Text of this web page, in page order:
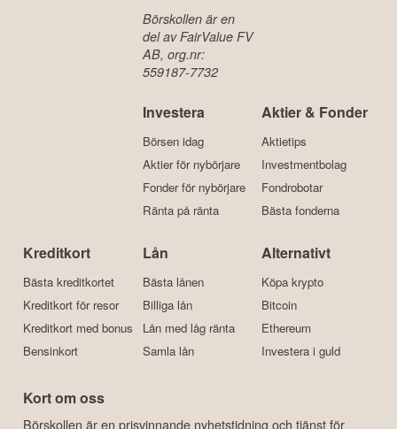
Börskollen är en
del av FairValue FV
AB, org.nr:
559187-7732
Investera
Börsen idag
Aktier för nybörjare
Fonder för nybörjare
Ränta på ränta
Aktier & Fonder
Aktietips
Investmentbolag
Fondrobotar
Bästa fonderna
Kreditkort
Bästa kreditkortet
Kreditkort för resor
Kreditkort med bonus
Bensinkort
Lån
Bästa lånen
Billiga lån
Lån med låg ränta
Samla lån
Alternativt
Köpa krypto
Bitcoin
Ethereum
Investera i guld
Kort om oss
Börskollen är en prisvinnande nyhetstidning och tjänst för